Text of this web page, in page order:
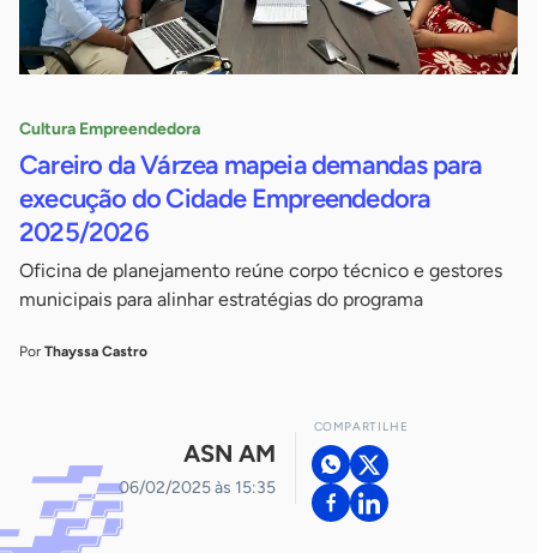
Cultura Empreendedora
Careiro da Várzea mapeia demandas para
execução do Cidade Empreendedora
2025/2026
Oficina de planejamento reúne corpo técnico e gestores
municipais para alinhar estratégias do programa
Por Thayssa Castro
ASN AM
06/02/2025 às 15:35
COMPARTILHE